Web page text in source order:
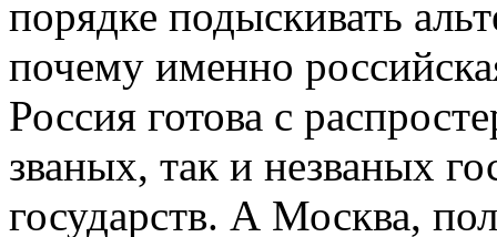
порядке подыскивать
почему именно
Россия готова с
званых, так и незваных
государств. А Москва,